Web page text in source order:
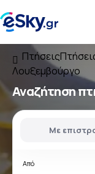
Πτήσεις
Λουξεμβούργο
Αναζήτηση
Με
Από